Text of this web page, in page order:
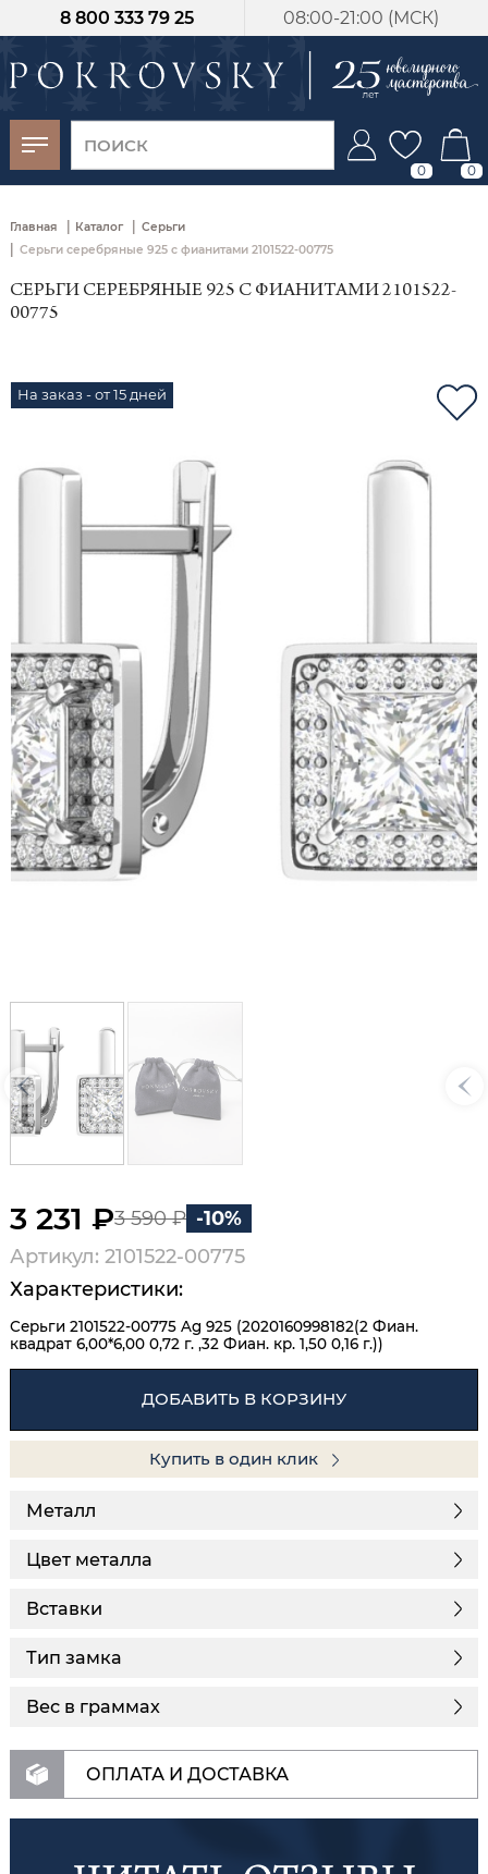
08:00-21:00 (МСК)
8 800 333 79 25
0 0
Главная | Каталог | Серьги
| Серьги серебряные 925 с фианитами 2101522-00775
СЕРЬГИ СЕРЕБРЯНЫЕ 925 С ФИАНИТАМИ 2101522-
00775
На заказ - от 15 дней
3 231 ₽3 590 ₽ -10%
Артикул: 2101522-00775
Характеристики:
Серьги 2101522-00775 Ag 925 (2020160998182(2 Фиан.
квадрат 6,00*6,00 0,72 г. ,32 Фиан. кр. 1,50 0,16 г.))
ДОБАВИТЬ В КОРЗИНУ
Купить в один клик
Металл
Цвет металла
Вставки
Тип замка
Вес в граммах
ОПЛАТА И ДОСТАВКА
-30%
от 15 дней с
момента оплаты